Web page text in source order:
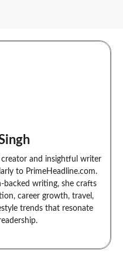
creator and insightful writer
to PrimeHeadline.com.
backed writing, she crafts
career growth, travel,
trends that resonate